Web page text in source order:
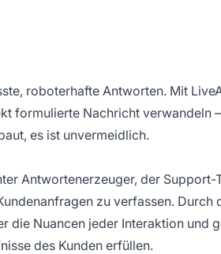
roboterhafte Antworten. Mit
formulierte Nachricht verwandeln
es ist unvermeidlich.
Antwortenerzeuger, der Support-
zu verfassen. Durch
die Nuancen jeder Interaktion und
des Kunden erfüllen.